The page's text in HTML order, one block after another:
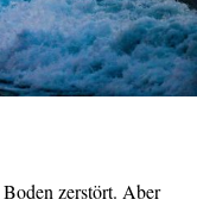
zerstört. Aber